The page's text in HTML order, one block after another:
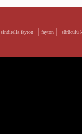
si̇ndi̇rella fayton fayton sürücülü